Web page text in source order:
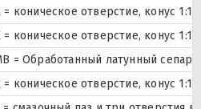
= коническое отверстие, конус
= коническое отверстие, конус
= Обработанный латунный
= коническое отверстие, конус